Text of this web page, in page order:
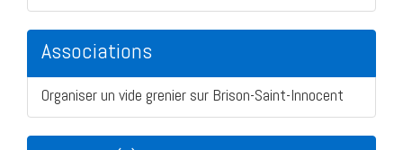
Associations
Organiser un vide grenier sur Brison-Saint-Innocent